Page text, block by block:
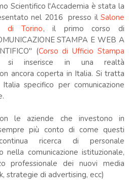
Scientifico l'Accademia è stata la
nel 2016 presso ilSalone
di Torino, il primo corso di
STAMPA E WEB A
(Corso di Ufficio Stampa
inserisce in una realtà
ancora coperta in Italia. Si tratta
specifico per comunicazione
le aziende che investono in
più conto di come questi
ricerca di personale
nella comunicazione istituzionale,
professionale dei nuovi media
strategie di advertising, ecc)